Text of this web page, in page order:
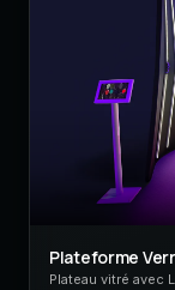
Plateforme
Plateau vitré avec